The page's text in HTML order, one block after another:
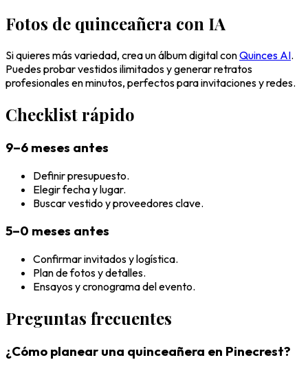
Fotos de quinceañera con IA
Si quieres más variedad, crea un álbum digital conQuinces AI.
Puedes probar vestidos ilimitados y generar retratos
profesionales en minutos, perfectos para invitaciones y redes.
Checklist rápido
9–6 meses antes
Definir presupuesto.
Elegir fecha y lugar.
Buscar vestido y proveedores clave.
5–0 meses antes
Confirmar invitados y logística.
Plan de fotos y detalles.
Ensayos y cronograma del evento.
Preguntas frecuentes
¿Cómo planear una quinceañera en Pinecrest?